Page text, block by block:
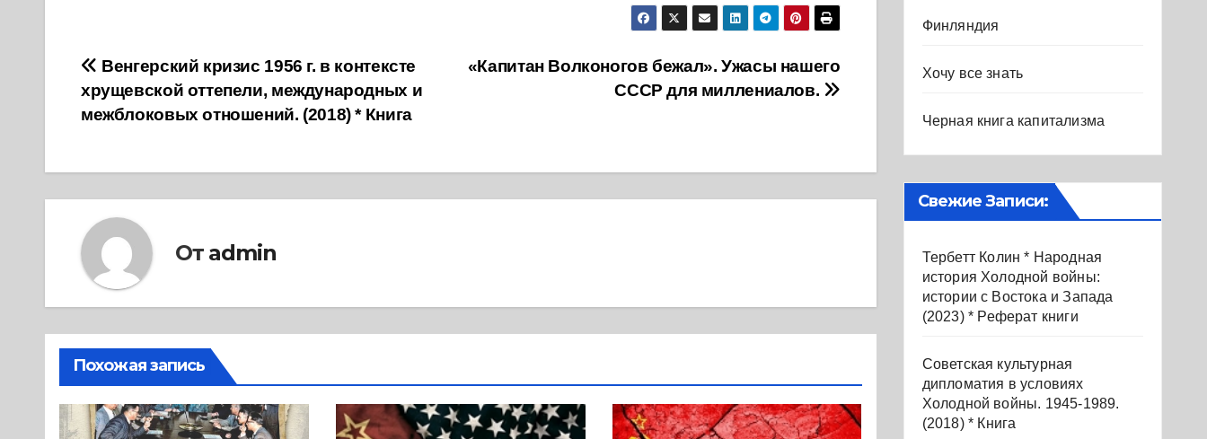
Навигация
по
«Капитан Волконогов бежал». Ужасы нашего
СССР для миллениалов.
Венгерский кризис 1956 г. в контексте
хрущевской оттепели, международных и
межблоковых отношений. (2018) * Книга
От admin
Похожая запись
Финляндия
Хочу все знать
Черная книга капитализма
Свежие Записи:
Тербетт Колин * Народная
история Холодной войны:
истории с Востока и Запада
(2023) * Реферат книги
Советская культурная
дипломатия в условиях
Холодной войны. 1945-1989.
(2018) * Книга